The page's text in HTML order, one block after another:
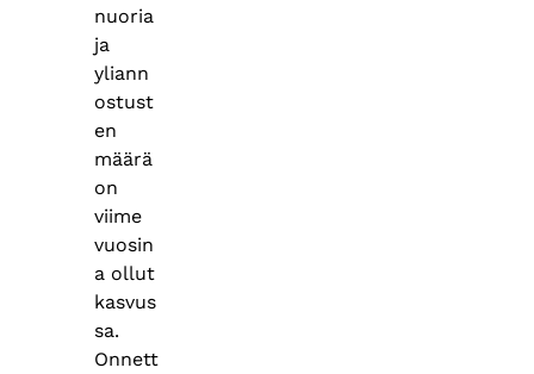
nuoria
ja
yliann
ostust
en
määrä
on
viime
vuosin
a ollut
kasvus
sa.
Onnett